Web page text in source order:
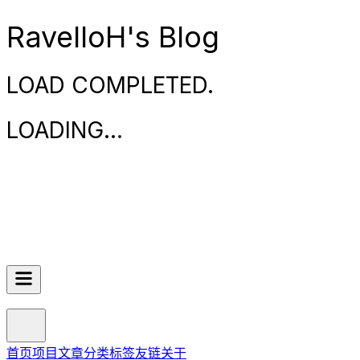
RavelloH's Blog
LOAD COMPLETED.
LOADING...
首页项目文章分类标签友链关于